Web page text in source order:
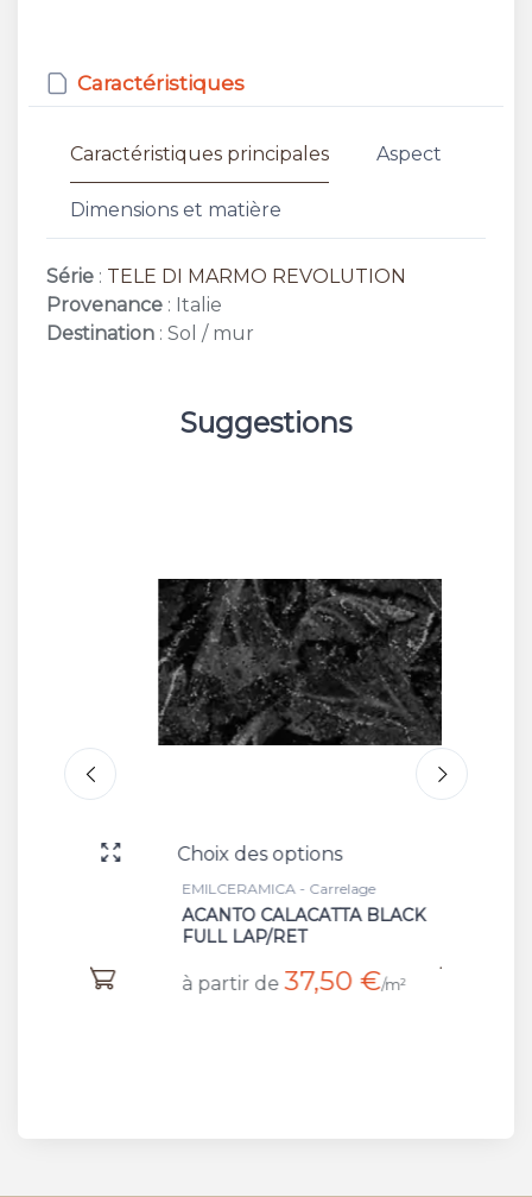
Caractéristiques
Caractéristiques principales Aspect
Dimensions et matière
Série : TELE DI MARMO REVOLUTION
Provenance : Italie
Destination : Sol / mur
Suggestions
Choix des options
EMILCERAMICA - Carrelage
ACANTO CALACATTA BLACK
FULL LAP/RET
à partir de 37,50 €/m²